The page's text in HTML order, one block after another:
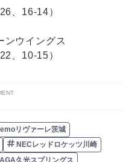
、16-14）
ンウイングス
、10-15）
リヴァーレ茨城
NECレッドロケッツ川崎
久光スプリングス